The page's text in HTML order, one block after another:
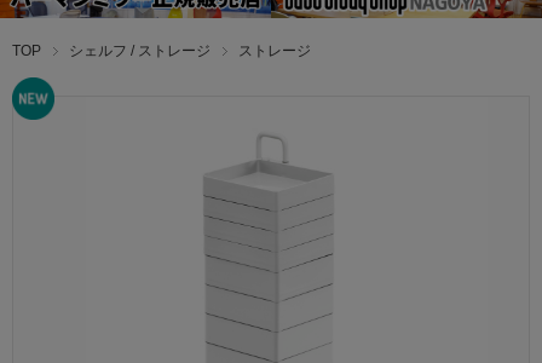
TOP シェルフ / ストレージ ストレージ